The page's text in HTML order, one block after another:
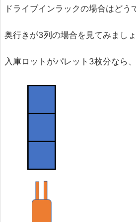
ドライブインラックの場合はどう
奥行きが3列の場合を見てみましょ
入庫ロットがパレット3枚分なら